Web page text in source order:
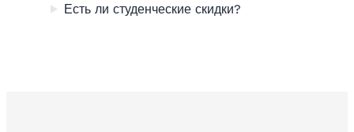
Есть ли студенческие скидки?